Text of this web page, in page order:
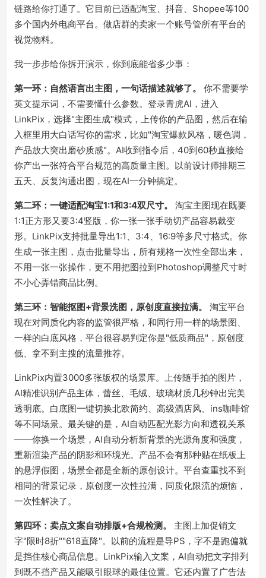
链路给你打通了。它目前已适配淘宝、抖音、Shopee等100
多个国内外电商平台。 做店群的卖家一个账号管所有平台的
视觉物料。
我一步步给你拆开演示，你到底能省多少事：
第一环：自然语言出主图，一句话描述就够了。
你不需要学
英文提示词，不需要懂什么参数。登录青虎AI，进入
LinkPix，选择"主图生成"模式，上传你的产品图，然后在输
入框里用大白话写你的需求，比如"淘宝爆款风格，暖色调，
产品放大突出磨砂质感"。AI收到指令后，40到60秒直接给
你产出一张符合平台规范的高质量主图。 以前设计师排期三
五天、反复沟通出图，现在AI一分钟搞定。
第二环：一键适配淘宝1:1和3:4双尺寸。
淘宝主图现在既要
1:1正方形又要3:4竖版，你一张一张手动切产品容易裁变
形。LinkPix支持批量导出1:1、3:4、16:9等多尺寸格式。你
生成一张主图，点击批量导出，所有规格一次性全部出来，
不用一张一张操作，更不用把图拉到Photoshop调整尺寸时
不小心弄错商品比例。
第三环：智能抠图+背景洗图，原创度直接拉满。
淘宝平台
现在对同质化内容的监管很严格，和同行用一样的场景图、
一样的白底风格，平台很容易判定你是"低质商品"，原创度
低、拿不到主搜的流量推荐。
LinkPix内置3000多张版权的场景库。上传随手拍的图片，
AI精准识别产品主体，蕾丝、毛绒、玻璃材质几秒钟出完美
透明底。 白底图一键切换北欧简约、高级酒店风、ins咖啡馆
等不同场景。最关键的是，AI自动匹配光影方向和透视关系
——你换一个场景，AI自动分析新背景的光源角度和强度，
重新渲染产品的阴影和环境光。产品不会有那种贴在纸板上
的悬浮假图，场景全都是全新的原创设计。平台查重找不到
相同的背景记录，原创度一次性拉满，同质化限流的烦恼，
一次性解决了。
第四环：卖点文案自动排版+合规检测。
主图上加促销文
字"限时8折""618直降"。以前的流程是导PS，字不是跑偏就
是挡住核心商品信息。LinkPix输入文案，AI自动把文字排列
到既不挡产品又能吸引眼球的最佳位置。它还内置了广告法